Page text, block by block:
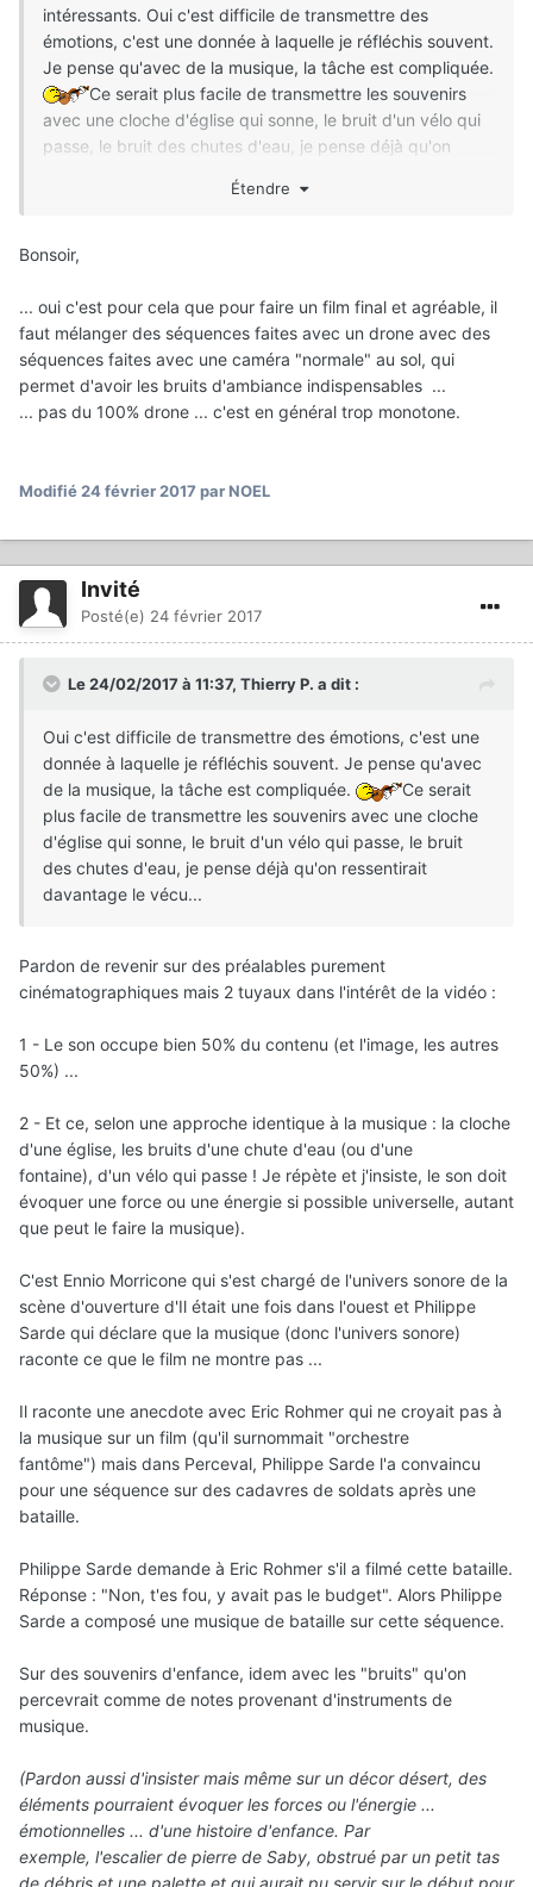
intéressants. Oui c'est difficile de transmettre des
émotions, c'est une donnée à laquelle je réfléchis souvent.
Je pense qu'avec de la musique, la tâche est compliquée.
Ce serait plus facile de transmettre les souvenirs
avec une cloche d'église qui sonne, le bruit d'un vélo qui
passe, le bruit des chutes d'eau, je pense déjà qu'on
obligé de musicaliser
Étendre
Bonsoir,
... oui c'est pour cela que pour faire un film final et agréable, il
faut mélanger des séquences faites avec un drone avec des
séquences faites avec une caméra "normale" au sol, qui
permet d'avoir les bruits d'ambiance indispensables ...
... pas du 100% drone ... c'est en général trop monotone.
Modifié24 février 2017 par NOEL
Invité
Posté(e) 24 février 2017
Le 24/02/2017 à 11:37, Thierry P. a dit :
Oui c'est difficile de transmettre des émotions, c'est une
donnée à laquelle je réfléchis souvent. Je pense qu'avec
de la musique, la tâche est compliquée.
Ce serait
plus facile de transmettre les souvenirs avec une cloche
d'église qui sonne, le bruit d'un vélo qui passe, le bruit
des chutes d'eau, je pense déjà qu'on ressentirait
davantage le vécu...
Pardon de revenir sur des préalables purement
cinématographiques mais 2 tuyaux dans l'intérêt de la vidéo :
1 - Le son occupe bien 50% du contenu (et l'image, les autres
50%) ...
2 - Et ce, selon une approche identique à la musique : la cloche
d'une église, les bruits d'une chute d'eau (ou d'une
fontaine), d'un vélo qui passe ! Je répète et j'insiste, le son doit
évoquer une force ou une énergie si possible universelle, autant
que peut le faire la musique).
C'est Ennio Morricone qui s'est chargé de l'univers sonore de la
scène d'ouverture d'Il était une fois dans l'ouest et Philippe
Sarde qui déclare que la musique (donc l'univers sonore)
raconte ce que le film ne montre pas ...
Il raconte une anecdote avec Eric Rohmer qui ne croyait pas à
la musique sur un film (qu'il surnommait "orchestre
fantôme") mais dans Perceval, Philippe Sarde l'a convaincu
pour une séquence sur des cadavres de soldats après une
bataille.
Philippe Sarde demande à Eric Rohmer s'il a filmé cette bataille.
Réponse : "Non, t'es fou, y avait pas le budget". Alors Philippe
Sarde a composé une musique de bataille sur cette séquence.
Sur des souvenirs d'enfance, idem avec les "bruits" qu'on
percevrait comme de notes provenant d'instruments de
musique.
(Pardon aussi d'insister mais même sur un décor désert, des
éléments pourraient évoquer les forces ou l'énergie ...
émotionnelles ... d'une histoire d'enfance. Par
exemple, l'escalier de pierre de Saby, obstrué par un petit tas